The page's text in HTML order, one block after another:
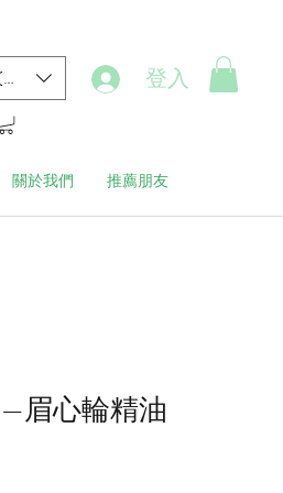
登入
關於我們 推薦朋友
眉心輪精油